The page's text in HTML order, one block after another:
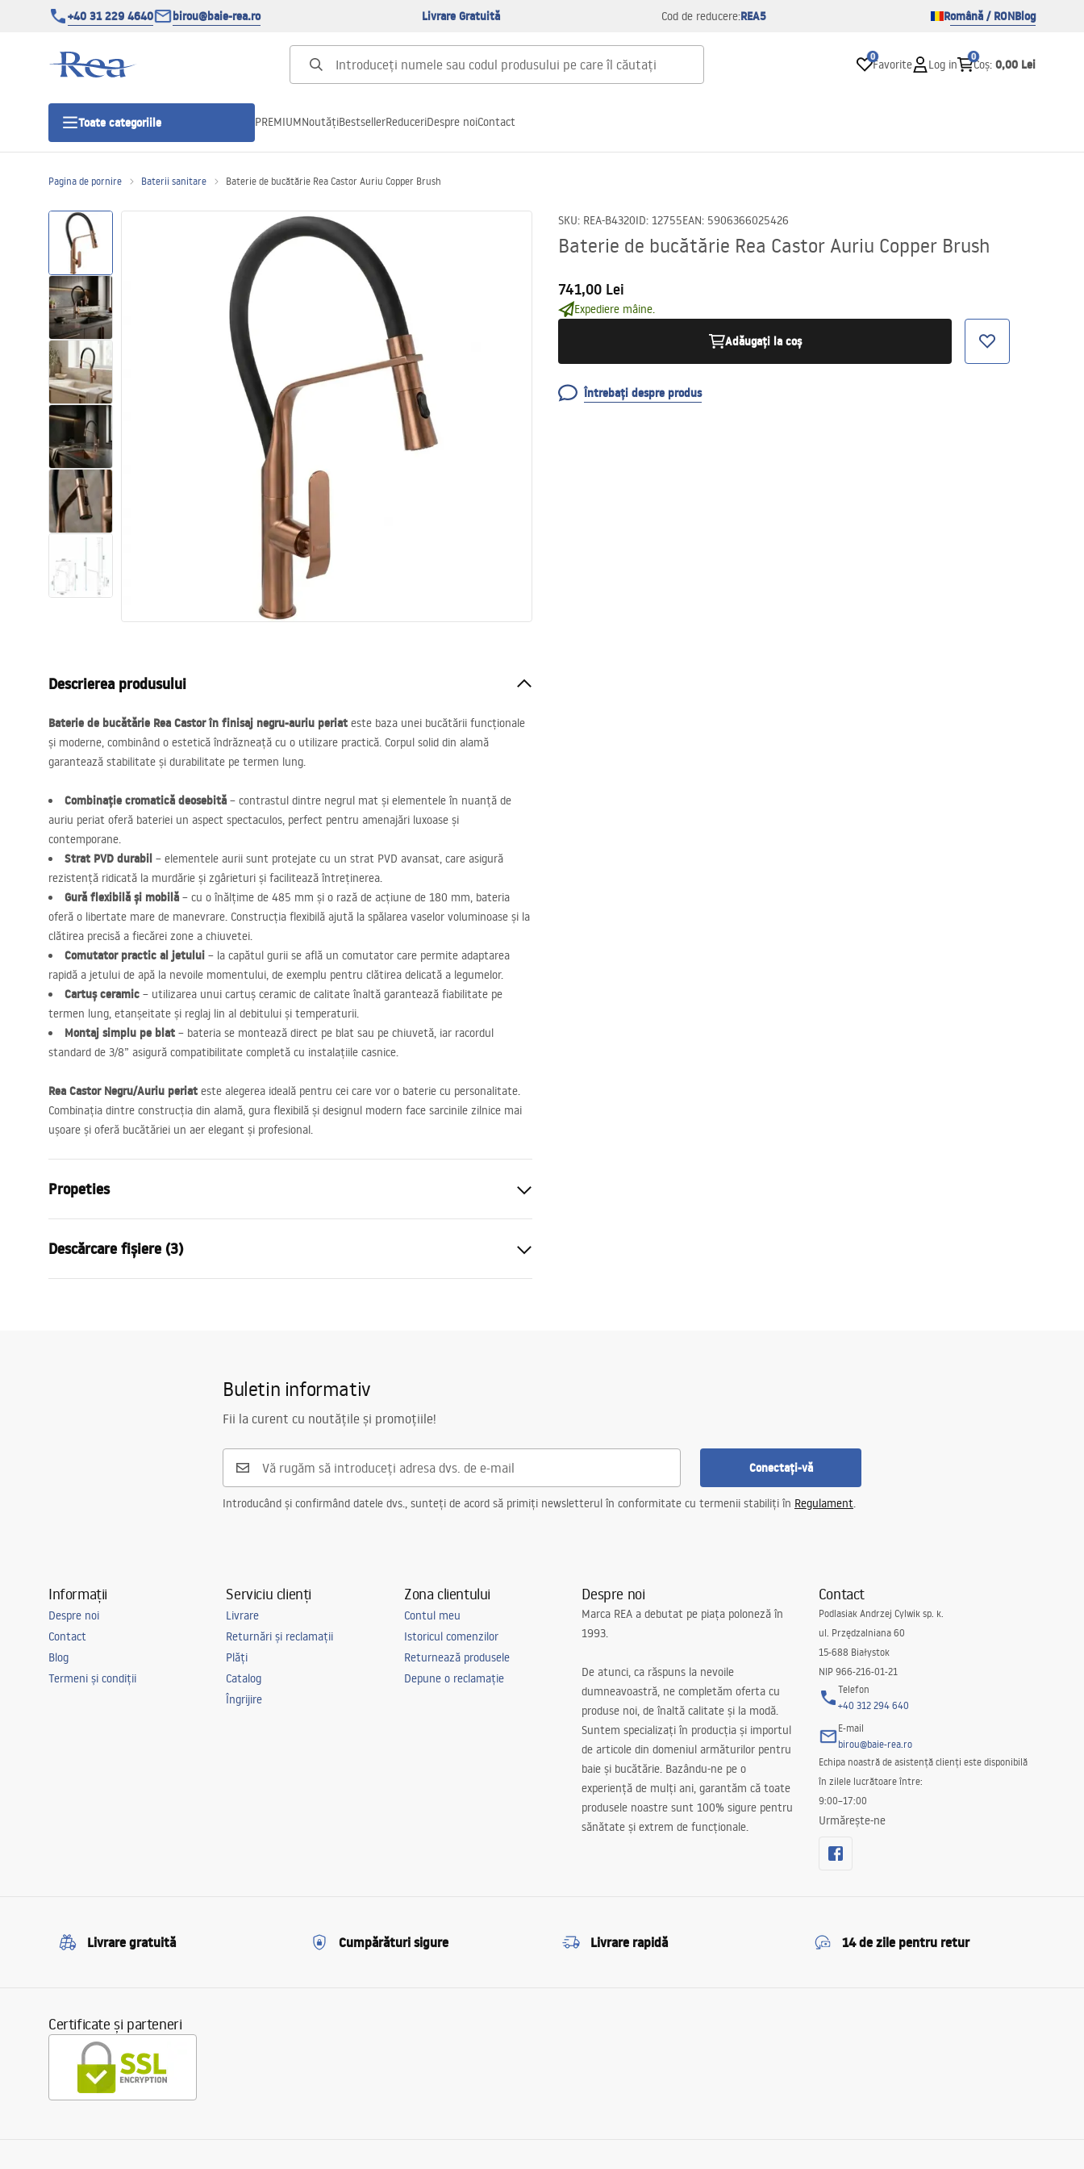
+40 31 229 4640 birou@baie-rea.ro Livrare Gratuită Cod de reducere:REA5 Română / RONBlog
0
Favorite Log in
0
Coș: 0,00 Lei
Toate categoriile
Usi pentru cabine de dus
Rigole Liniare
Vase WC si Bideuri
Lavoare
Cazi cu paravane
Baterii sanitare
Dusuri
PREMIUMNoutățiBestsellerReduceriDespre noiContact
Pagina de pornire Baterii sanitare Baterie de bucătărie Rea Castor Auriu Copper Brush
SKU: REA-B4320ID: 12755EAN: 5906366025426
Baterie de bucătărie Rea Castor Auriu Copper Brush
741,00 Lei
Expediere mâine.
Adăugați la coș
Întrebați despre produs
Descrierea produsului
Baterie de bucătărie Rea Castor în finisaj negru-auriu periat este baza unei bucătării funcționale
și moderne, combinând o estetică îndrăzneață cu o utilizare practică. Corpul solid din alamă
garantează stabilitate și durabilitate pe termen lung.
Combinație cromatică deosebită – contrastul dintre negrul mat și elementele în nuanță de
auriu periat oferă bateriei un aspect spectaculos, perfect pentru amenajări luxoase și
contemporane.
Strat PVD durabil – elementele aurii sunt protejate cu un strat PVD avansat, care asigură
rezistență ridicată la murdărie și zgârieturi și facilitează întreținerea.
Gură flexibilă și mobilă – cu o înălțime de 485 mm și o rază de acțiune de 180 mm, bateria
oferă o libertate mare de manevrare. Construcția flexibilă ajută la spălarea vaselor voluminoase și la
clătirea precisă a fiecărei zone a chiuvetei.
Comutator practic al jetului – la capătul gurii se află un comutator care permite adaptarea
rapidă a jetului de apă la nevoile momentului, de exemplu pentru clătirea delicată a legumelor.
Cartuș ceramic – utilizarea unui cartuș ceramic de calitate înaltă garantează fiabilitate pe
termen lung, etanșeitate și reglaj lin al debitului și temperaturii.
Montaj simplu pe blat – bateria se montează direct pe blat sau pe chiuvetă, iar racordul
standard de 3/8” asigură compatibilitate completă cu instalațiile casnice.
Rea Castor Negru/Auriu periat este alegerea ideală pentru cei care vor o baterie cu personalitate.
Combinația dintre construcția din alamă, gura flexibilă și designul modern face sarcinile zilnice mai
ușoare și oferă bucătăriei un aer elegant și profesional.
Propeties
Metodă de montaj
Culoare
Negru, Cupru periat
485mm
Descărcare fișiere (3)
Warranty_Terms_and_Conditions_Buletin informativ
Fii la curent cu noutățile și promoțiile!
Conectați-vă
Introducând și confirmând datele dvs., sunteți de acord să primiți newsletterul în conformitate cu termenii stabiliți în Regulament.
Informații
Despre noi
Contact
Blog
Termeni și condiții
Serviciu clienți
Livrare
Returnări și reclamații
Plăți
Catalog
Îngrijire
Zona clientului
Contul meu
Istoricul comenzilor
Returnează produsele
Depune o reclamație
Despre noi
Marca REA a debutat pe piața poloneză în
1993.
De atunci, ca răspuns la nevoile
dumneavoastră, ne completăm oferta cu
produse noi, de înaltă calitate și la modă.
Suntem specializați în producția și importul
de articole din domeniul armăturilor pentru
baie și bucătărie. Bazându-ne pe o
experiență de mulți ani, garantăm că toate
produsele noastre sunt 100% sigure pentru
sănătate și extrem de funcționale.
Contact
Podlasiak Andrzej Cylwik sp. k.
ul. Przędzalniana 60
15-688 Białystok
NIP 966-216-01-21
Telefon
+40 312 294 640
E-mail
birou@baie-rea.ro
Echipa noastră de asistență clienți este disponibilă
în zilele lucrătoare între:
9:00–17:00
Urmărește-ne
Livrare gratuită Cumpărături sigure Livrare rapidă 14 de zile pentru retur
Certificate și parteneri